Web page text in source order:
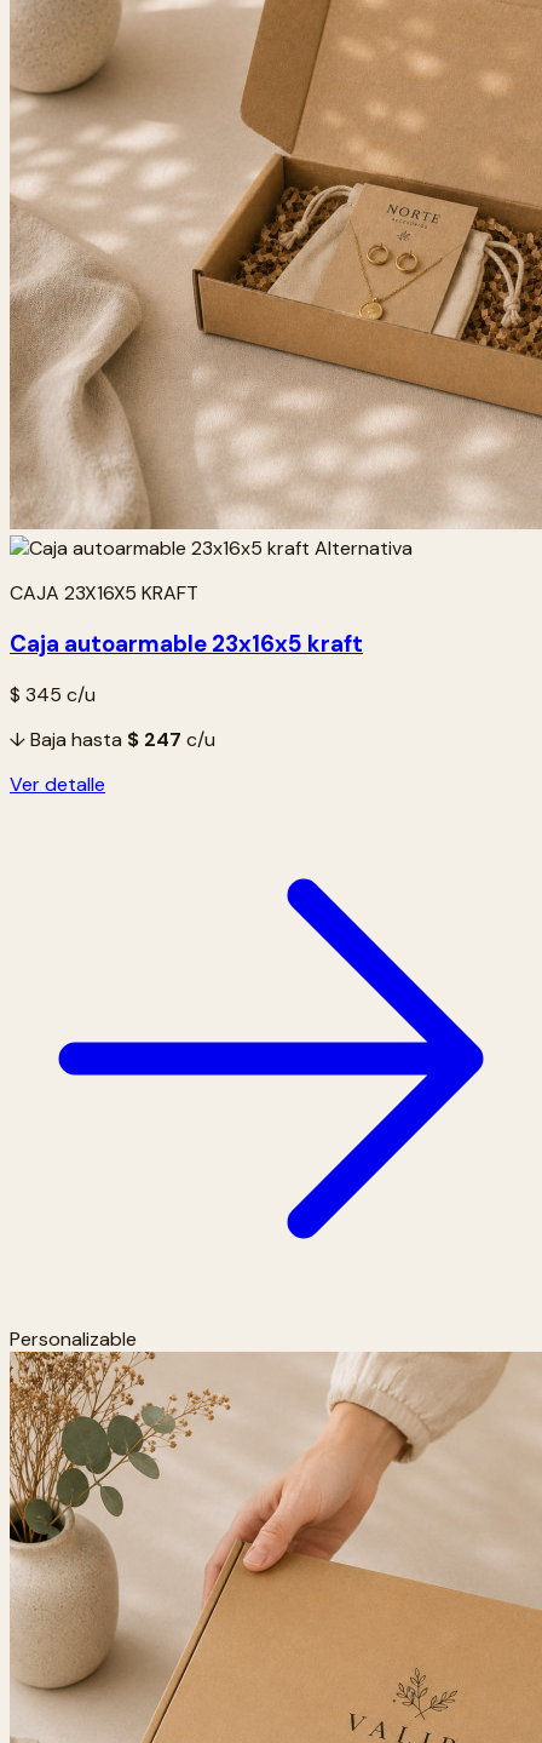
CAJA 23X16X5 KRAFT
Caja autoarmable 23x16x5 kraft
$ 345 c/u
↓ Baja hasta $ 247 c/u
Ver detalle
Personalizable